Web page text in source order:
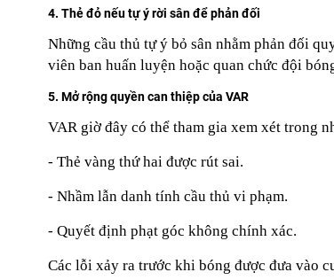
4. Thẻ đỏ nếu tự ý rời sân để phản đối
Những cầu thủ tự ý bỏ sân nhằm phản đối
viên ban huấn luyện hoặc quan chức đội
5. Mở rộng quyền can thiệp của VAR
VAR giờ đây có thể tham gia xem xét trong
- Thẻ vàng thứ hai được rút sai.
- Nhầm lẫn danh tính cầu thủ vi phạm.
- Quyết định phạt góc không chính xác.
Các lỗi xảy ra trước khi bóng được đưa vào